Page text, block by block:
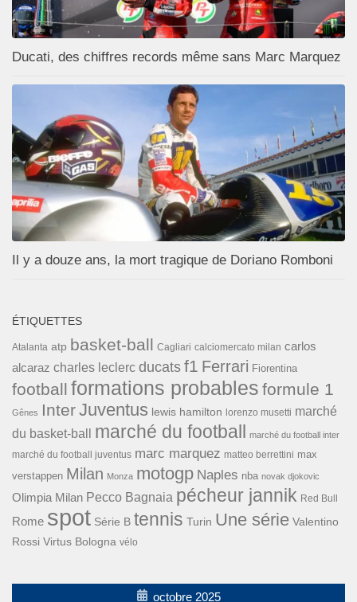
Ducati, des chiffres records même sans Marc Marquez
Il y a douze ans, la mort tragique de Doriano Romboni
ÉTIQUETTES
Atalanta atp basket-ball Cagliari calciomercato milan carlos
alcaraz charles leclerc ducats f1 Ferrari Fiorentina
football formations probables formule 1
Gênes InterJuventus lewis hamilton lorenzo musetti marché
du basket-ball
marché du football marché du football inter
marché du football juventus marc marquez matteo berrettini max
verstappen Milan Monza motogp Naples nba novak djokovic
Olimpia Milan Pecco Bagnaia pécheur jannik Red Bull
Rome spot Série B tennis Turin Une série Valentino
Rossi Virtus Bologna vélo
octobre 2025